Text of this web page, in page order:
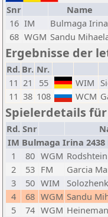
Snr Name
16 IM Bulmaga Irina
68 WGM Sandu
Ergebnisse der
Rd. Br. Nr.
11 21 55 WIM
11 38 108 WCM
Spielerdetails für
Rd. Snr
IM Bulmaga Irina 2438
1
80 WGM
2
53 FM Garcia
3
50 WIM
4
68 WGM Sandu
5
74 WGM